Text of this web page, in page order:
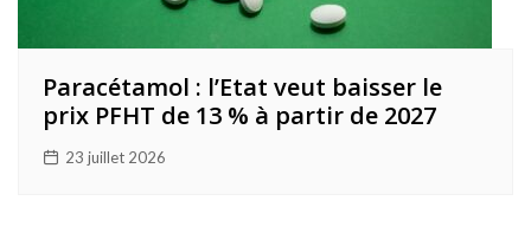
Paracétamol : l’Etat veut baisser le
prix PFHT de 13 % à partir de 2027
23 juillet 2026